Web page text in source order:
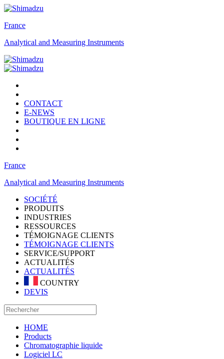
France
Analytical and Measuring Instruments
CONTACT
E-NEWS
BOUTIQUE EN LIGNE
France
Analytical and Measuring Instruments
SOCIÉTÉ
PRODUITS
INDUSTRIES
RESSOURCES
TÉMOIGNAGE CLIENTS
TÉMOIGNAGE CLIENTS
SERVICE/SUPPORT
ACTUALITÉS
ACTUALITÉS
COUNTRY
DEVIS
HOME
Products
Chromatographie liquide
Logiciel LC